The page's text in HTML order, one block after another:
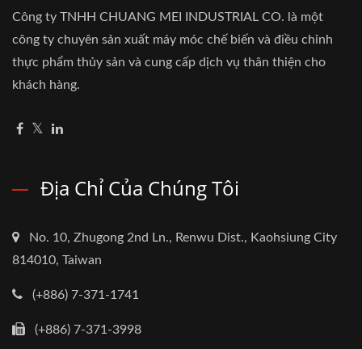
Công ty TNHH CHUANG MEI INDUSTRIAL CO. là một
công ty chuyên sản xuất máy móc chế biến và điều chỉnh
thực phẩm thủy sản và cung cấp dịch vụ thân thiện cho
khách hàng.
Địa Chỉ Của Chúng Tôi
No. 10, Zhugong 2nd Ln., Renwu Dist., Kaohsiung City
814010, Taiwan
(+886) 7-371-1741
(+886) 7-371-3998